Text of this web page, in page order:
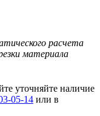
расчета
материала
уточняйте наличие
05-14 или в